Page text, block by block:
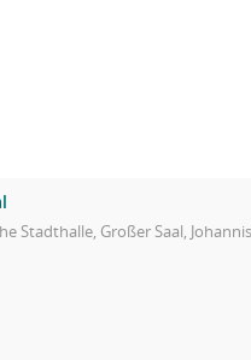
Stadthalle, Großer Saal,